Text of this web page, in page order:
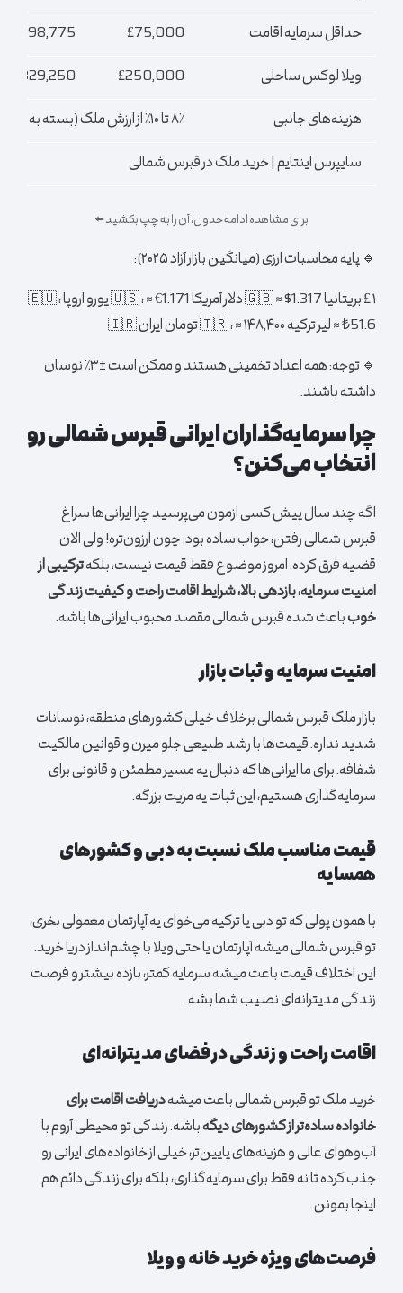
حداقل سرمایه اقامت
£75,000
$98,775
ویلا لوکس ساحلی
£250,000
$329,250
هزینه‌های جانبی
۸٪ تا ۱۰٪ از ارزش ملک (بسته به کشور)
سایپرس اینتایم | خرید ملک در قبرس شمالی
برای مشاهده ادامه جدول، آن را به چپ بکشید ⬅️
🔹 پایه محاسبات ارزی (میانگین بازار آزاد ۲۰۲۵):
۱ £ بریتانیا 🇬🇧 ≈ $1.317 دلار آمریکا 🇺🇸 ، ≈ €1.171 یورو اروپا 🇪🇺 ،
≈ ₺51.6 لیر ترکیه 🇹🇷 ، ≈ ۱۴۸,۴۰۰ تومان ایران 🇮🇷
🔹 توجه: همه اعداد تخمینی هستند و ممکن است ±۳٪ نوسان
داشته باشند.
چرا سرمایه‌گذاران ایرانی قبرس شمالی رو
انتخاب می‌کنن؟
اگه چند سال پیش کسی ازمون می‌پرسید چرا ایرانی‌ها سراغ
قبرس شمالی رفتن، جواب ساده بود: چون ارزون‌تره! ولی الان
قضیه فرق کرده. امروز موضوع فقط قیمت نیست، بلکهترکیبی از
امنیت سرمایه، بازدهی بالا، شرایط اقامت راحت و کیفیت زندگی
خوبباعث شده قبرس شمالی مقصد محبوب ایرانی‌ها باشه.
امنیت سرمایه و ثبات بازار
بازار ملک قبرس شمالی برخلاف خیلی کشورهای منطقه، نوسانات
شدید نداره. قیمت‌ها با رشد طبیعی جلو میرن و قوانین مالکیت
شفافه. برای ما ایرانی‌ها که دنبال یه مسیر مطمئن و قانونی برای
سرمایه‌گذاری هستیم، این ثبات یه مزیت بزرگه.
قیمت مناسب ملک نسبت به دبی و کشورهای
همسایه
با همون پولی که تو دبی یا ترکیه می‌خوای یه آپارتمان معمولی بخری،
تو قبرس شمالی میشه آپارتمان یا حتی ویلا با چشم‌انداز دریا خرید.
این اختلاف قیمت باعث میشه سرمایه کمتر، بازده بیشتر و فرصت
زندگی مدیترانه‌ای نصیب شما بشه.
اقامت راحت و زندگی در فضای مدیترانه‌ای
خرید ملک تو قبرس شمالی باعث میشهدریافت اقامت برای
خانواده ساده‌تر از کشورهای دیگهباشه. زندگی تو محیطی آروم با
آب‌وهوای عالی و هزینه‌های پایین‌تر، خیلی از خانواده‌های ایرانی رو
جذب کرده تا نه فقط برای سرمایه‌گذاری، بلکه برای زندگی دائم هم
اینجا بمونن.
فرصت‌های ویژه خرید خانه و ویلا